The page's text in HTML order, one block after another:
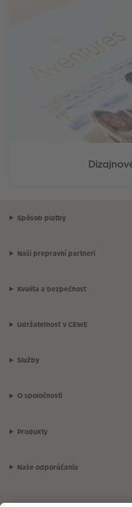
Spôsob platby
Naši prepravní partneri
Kvalita a bezpečnosť
Udržateľnosť v CEWE
Služby
O spoločnosti
Produkty
Naše odporúčania